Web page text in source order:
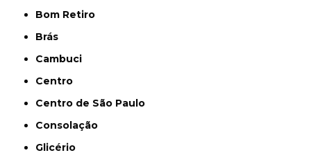
Bom Retiro
Brás
Cambuci
Centro
Centro de São Paulo
Consolação
Glicério